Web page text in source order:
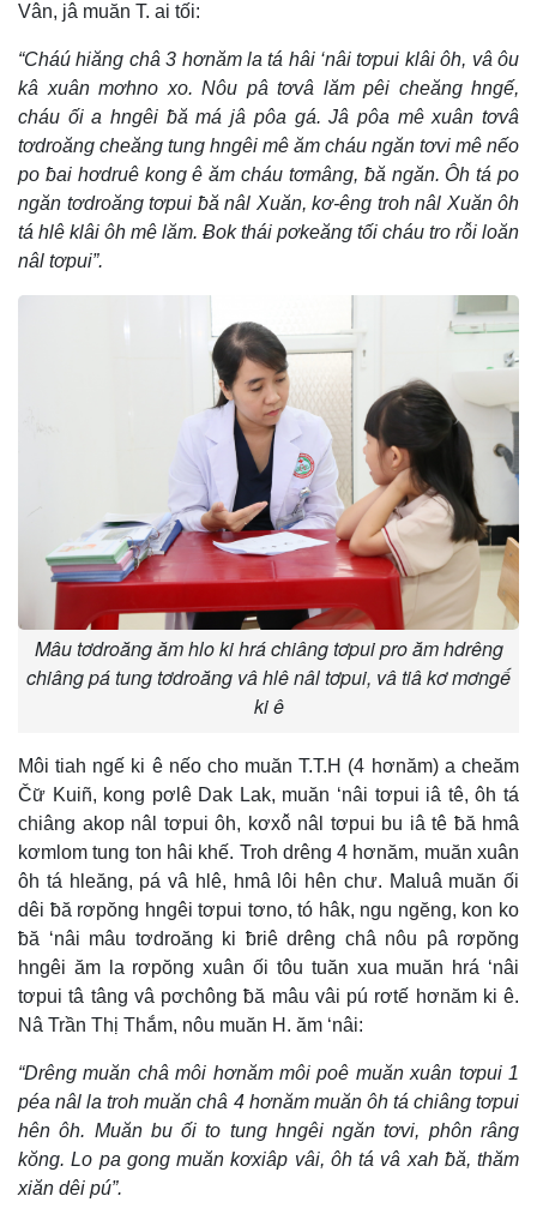
Vân, jâ muăn T. ai tối:
“Cháú hiăng châ 3 hơnăm la tá hâi ‘nâi tơpui klâi ôh, vâ ôu
kâ xuân mơhno xo. Nôu pâ tơvâ lăm pêi cheăng hngế,
cháu ối a hngêi ƀă má jâ pôa gá. Jâ pôa mê xuân tơvâ
tơdroăng cheăng tung hngêi mê ăm cháu ngăn tơvi mê nếo
po ƀai hơdruê kong ê ăm cháu tơmâng, ƀă ngăn. Ôh tá po
ngăn tơdroăng tơpui ƀă nâl Xuăn, kơ-êng troh nâl Xuăn ôh
tá hlê klâi ôh mê lăm. Ƀok thái pơkeăng tối cháu tro rô̆i loăn
nâl tơpui”.
Mâu tơdroăng ăm hlo ki hrá chiâng tơpui pro ăm hdrêng
chiâng pá tung tơdroăng vâ hlê nâl tơpui, vâ tiâ kơ mơngế
ki ê
Môi tiah ngế ki ê nếo cho muăn T.T.H (4 hơnăm) a cheăm
Čư̆ Kuiñ, kong pơlê Dak Lak, muăn ‘nâi tơpui iâ tê, ôh tá
chiâng akop nâl tơpui ôh, kơxô̆ nâl tơpui bu iâ tê ƀă hmâ
kơmlom tung ton hâi khế. Troh drêng 4 hơnăm, muăn xuân
ôh tá hleăng, pá vâ hlê, hmâ lôi hên chư. Maluâ muăn ối
dêi ƀă rơpŏng hngêi tơpui tơno, tó hâk, ngu ngĕng, kon ko
ƀă ‘nâi mâu tơdroăng ki ƀriê drêng châ nôu pâ rơpŏng
hngêi ăm la rơpŏng xuân ối tôu tuăn xua muăn hrá ‘nâi
tơpui tâ tâng vâ pơchông ƀă mâu vâi pú rơtế hơnăm ki ê.
Nâ Trần Thị Thắm, nôu muăn H. ăm ‘nâi:
“Drêng muăn châ môi hơnăm môi poê muăn xuân tơpui 1
péa nâl la troh muăn châ 4 hơnăm muăn ôh tá chiâng tơpui
hên ôh. Muăn bu ối to tung hngêi ngăn tơvi, phôn râng
kŏng. Lo pa gong muăn kơxiâp vâi, ôh tá vâ xah ƀă, thăm
xiăn dêi pú”.